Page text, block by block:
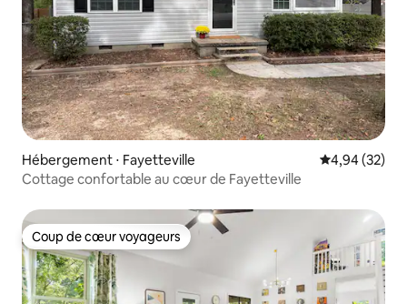
Hébergement ⋅ Fayetteville Évaluation
4,94 (32)
Cottage confortable au cœur de Fayetteville
Coup de cœur voyageurs
Coup de cœur voyageurs